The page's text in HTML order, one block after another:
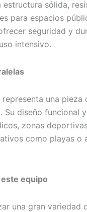
sólida,
para espacios
seguridad y
intensivo.
una pieza
Su diseño funcional
zonas
como playas o
equipo
una gran variedad